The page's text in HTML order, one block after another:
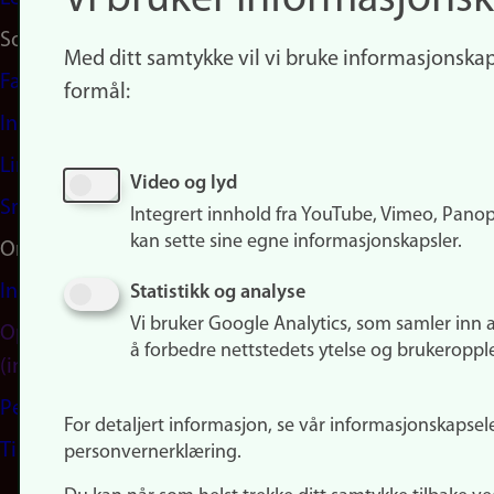
Sosiale medier
Facebook
Instagram
LinkedIn
Snapchat
Om nettstedet
Informasjonskapsler
Oppdater samtykke
(informasjonskapsler)
Personvern
Tilgjengelighetserklæring
Med ditt samtykke vil vi bruke
formål:
Video og lyd
Integrert innhold fra YouTube, Vimeo,
kan sette sine egne informasjonskapsler.
Statistikk og analyse
Vi bruker Google Analytics, som samler inn
å forbedre nettstedets ytelse og
For detaljert informasjon, se vår
personvernerklæring.